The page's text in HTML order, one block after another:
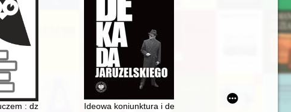
Torunia = The year of rafting in the activities of the Friends of Toruń
: dziwny przedmiot z XIX-wiecznych amatorskich wykopalisk w
Ideowa koniunktura i dekoniunktura dla Związku